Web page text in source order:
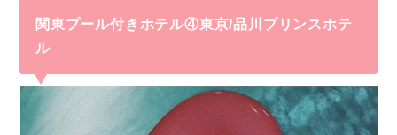
関東プール付きホテル④東京/品川プリンスホテ
ル